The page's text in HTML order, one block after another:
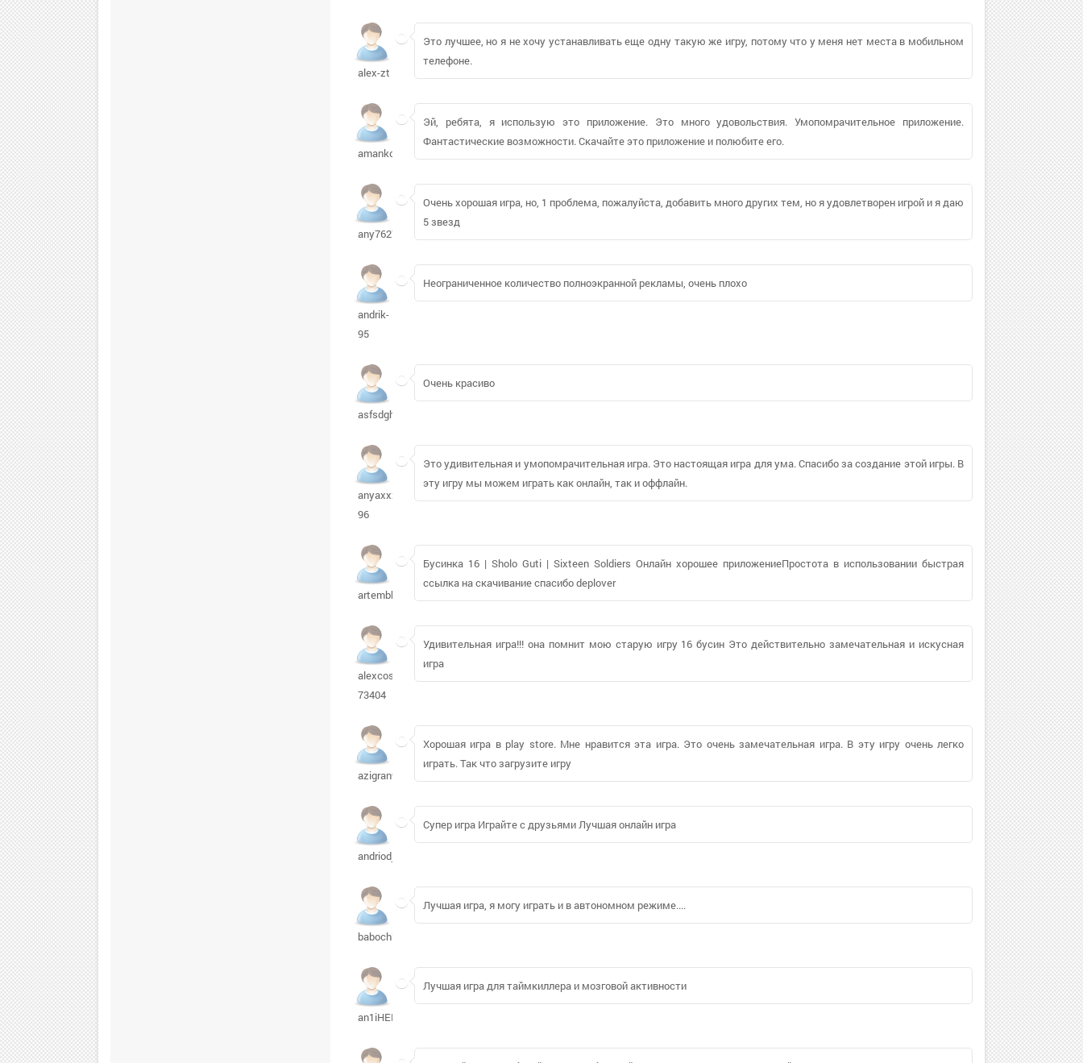
alex-zt
Это лучшее, но я не хочу устанавливать еще одну такую же игру, потому что у меня нет места в мобильном
телефоне.
amanko
Эй, ребята, я использую это приложение. Это много удовольствия. Умопомрачительное приложение.
Фантастические возможности. Скачайте это приложение и полюбите его.
any7627
Очень хорошая игра, но, 1 проблема, пожалуйста, добавить много других тем, но я удовлетворен игрой и я даю
5 звезд
andrik-
95
Неограниченное количество полноэкранной рекламы, очень плохо
asfsdghfhg
Очень красиво
anyaxxx-
96
Это удивительная и умопомрачительная игра. Это настоящая игра для ума. Спасибо за создание этой игры. В
эту игру мы можем играть как онлайн, так и оффлайн.
artembhbh
Бусинка 16 | Sholo Guti | Sixteen Soldiers Онлайн хорошее приложениеПростота в использовании быстрая
ссылка на скачивание спасибо deplover
alexcos-
73404
Удивительная игра!!! она помнит мою старую игру 16 бусин Это действительно замечательная и искусная
игра
azigran944
Хорошая игра в play store. Мне нравится эта игра. Это очень замечательная игра. В эту игру очень легко
играть. Так что загрузите игру
andriodj
Супер игра Играйте с друзьями Лучшая онлайн игра
babochka79742
Лучшая игра, я могу играть и в автономном режиме....
an1iHERO840
Лучшая игра для таймкиллера и мозговой активности